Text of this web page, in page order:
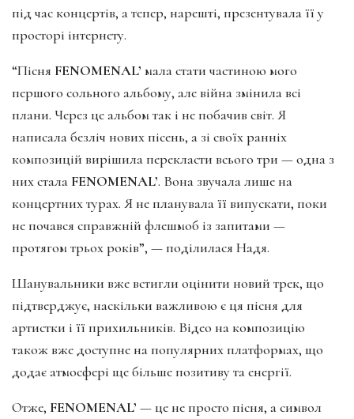
під час концертів, а тепер, нарешті, презентувала її у
просторі інтернету.
“Пісня FENOMENAL’ мала стати частиною мого
першого сольного альбому, але війна змінила всі
плани. Через це альбом так і не побачив світ. Я
написала безліч нових пісень, а зі своїх ранніх
композицій вирішила перекласти всього три — одна з
них стала FENOMENAL’. Вона звучала лише на
концертних турах. Я не планувала її випускати, поки
не почався справжній флешмоб із запитами —
протягом трьох років”, — поділилася Надя.
Шанувальники вже встигли оцінити новий трек, що
підтверджує, наскільки важливою є ця пісня для
артистки і її прихильників. Відео на композицію
також вже доступне на популярних платформах, що
додає атмосфері ще більше позитиву та енергії.
Отже, FENOMENAL’ — це не просто пісня, а символ